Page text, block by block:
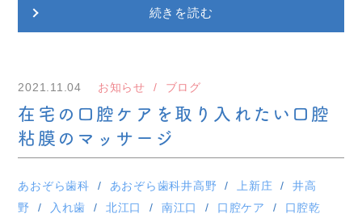
続きを読む
2021.11.04 お知らせ ブログ
在宅の口腔ケアを取り入れたい口腔
粘膜のマッサージ
あおぞら歯科 あおぞら歯科井高野 上新庄
井高
野
入れ歯 北江口 南江口 口腔ケア
口腔乾